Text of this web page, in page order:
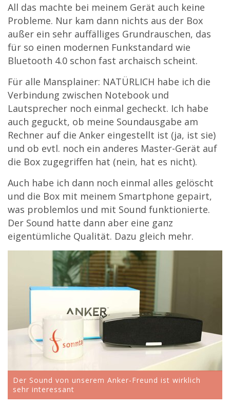
All das machte bei meinem Gerät auch keine
Probleme. Nur kam dann nichts aus der Box
außer ein sehr auffälliges Grundrauschen, das
für so einen modernen Funkstandard wie
Bluetooth 4.0 schon fast archaisch scheint.
Für alle Mansplainer: NATÜRLICH habe ich die
Verbindung zwischen Notebook und
Lautsprecher noch einmal gecheckt. Ich habe
auch geguckt, ob meine Soundausgabe am
Rechner auf die Anker eingestellt ist (ja, ist sie)
und ob evtl. noch ein anderes Master-Gerät auf
die Box zugegriffen hat (nein, hat es nicht).
Auch habe ich dann noch einmal alles gelöscht
und die Box mit meinem Smartphone gepairt,
was problemlos und mit Sound funktionierte.
Der Sound hatte dann aber eine ganz
eigentümliche Qualität. Dazu gleich mehr.
Der Sound von unserem Anker-Freund ist wirklich
sehr interessant